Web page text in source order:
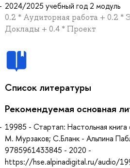
2024/2025 учебный год 2 модуль
0.2 * Аудиторная работа + 0.2 *
Доклады + 0.4 * Проект
Список литературы
Рекомендуемая основная
19985 - Стартап: Настольная
М. Мурзаков; С.Бланк - Альпина
9785961433845 - 2020 -
https://hse.alpinadigital.ru/audio/